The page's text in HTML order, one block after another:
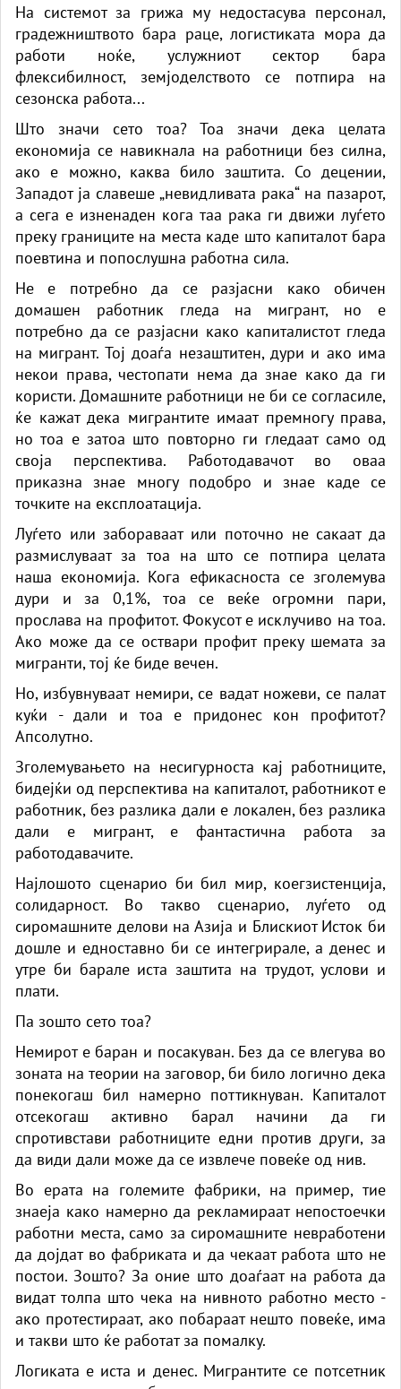
На системот за грижа му недостасува персонал,
градежништвото бара раце, логистиката мора да
работи ноќе, услужниот сектор бара
флексибилност, земјоделството се потпира на
сезонска работа...
Што значи сето тоа? Тоа значи дека целата
економија се навикнала на работници без силна,
ако е можно, каква било заштита. Со децении,
Западот ја славеше „невидливата рака“ на пазарот,
а сега е изненаден кога таа рака ги движи луѓето
преку границите на места каде што капиталот бара
поевтина и попослушна работна сила.
Не е потребно да се разјасни како обичен
домашен работник гледа на мигрант, но е
потребно да се разјасни како капиталистот гледа
на мигрант. Тој доаѓа незаштитен, дури и ако има
некои права, честопати нема да знае како да ги
користи. Домашните работници не би се согласиле,
ќе кажат дека мигрантите имаат премногу права,
но тоа е затоа што повторно ги гледаат само од
своја перспектива. Работодавачот во оваа
приказна знае многу подобро и знае каде се
точките на експлоатација.
Луѓето или забораваат или поточно не сакаат да
размислуваат за тоа на што се потпира целата
наша економија. Кога ефикасноста се зголемува
дури и за 0,1%, тоа се веќе огромни пари,
прослава на профитот. Фокусот е исклучиво на тоа.
Ако може да се оствари профит преку шемата за
мигранти, тој ќе биде вечен.
Но, избувнуваат немири, се вадат ножеви, се палат
куќи - дали и тоа е придонес кон профитот?
Апсолутно.
Зголемувањето на несигурноста кај работниците,
бидејќи од перспектива на капиталот, работникот е
работник, без разлика дали е локален, без разлика
дали е мигрант, е фантастична работа за
работодавачите.
Најлошото сценарио би бил мир, коегзистенција,
солидарност. Во такво сценарио, луѓето од
сиромашните делови на Азија и Блискиот Исток би
дошле и едноставно би се интегрирале, а денес и
утре би барале иста заштита на трудот, услови и
плати.
Па зошто сето тоа?
Немирот е баран и посакуван. Без да се влегува во
зоната на теории на заговор, би било логично дека
понекогаш бил намерно поттикнуван. Капиталот
отсекогаш активно барал начини да ги
спротивстави работниците едни против други, за
да види дали може да се извлече повеќе од нив.
Во ерата на големите фабрики, на пример, тие
знаеја како намерно да рекламираат непостоечки
работни места, само за сиромашните невработени
да дојдат во фабриката и да чекаат работа што не
постои. Зошто? За оние што доаѓаат на работа да
видат толпа што чека на нивното работно место -
ако протестираат, ако побараат нешто повеќе, има
и такви што ќе работат за помалку.
Логиката е иста и денес. Мигрантите се потсетник